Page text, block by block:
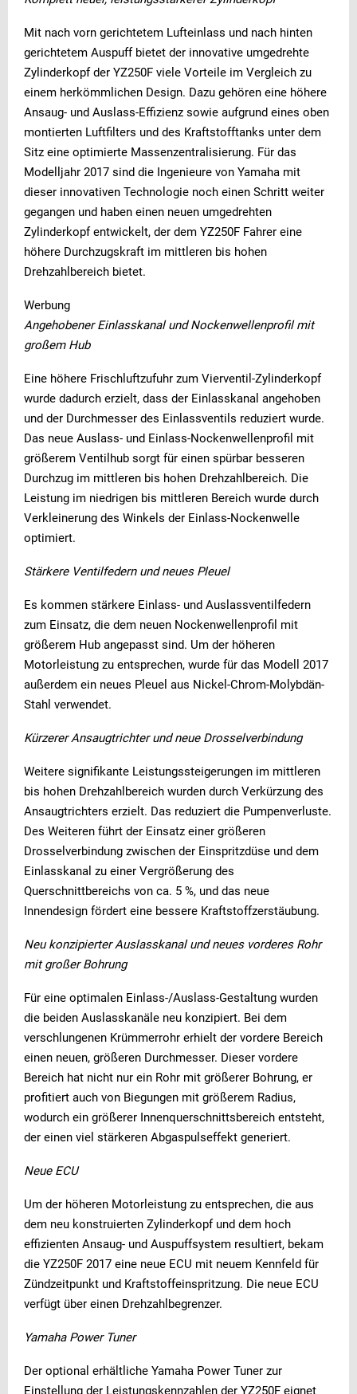
Mit nach vorn gerichtetem Lufteinlass und nach hinten
gerichtetem Auspuff bietet der innovative umgedrehte
Zylinderkopf der YZ250F viele Vorteile im Vergleich zu
einem herkömmlichen Design. Dazu gehören eine höhere
Ansaug- und Auslass-Effizienz sowie aufgrund eines oben
montierten Luftfilters und des Kraftstofftanks unter dem
Sitz eine optimierte Massenzentralisierung. Für das
Modelljahr 2017 sind die Ingenieure von Yamaha mit
dieser innovativen Technologie noch einen Schritt weiter
gegangen und haben einen neuen umgedrehten
Zylinderkopf entwickelt, der dem YZ250F Fahrer eine
höhere Durchzugskraft im mittleren bis hohen
Drehzahlbereich bietet.
Werbung
Angehobener Einlasskanal und Nockenwellenprofil mit
großem Hub
Eine höhere Frischluftzufuhr zum Vierventil-Zylinderkopf
wurde dadurch erzielt, dass der Einlasskanal angehoben
und der Durchmesser des Einlassventils reduziert wurde.
Das neue Auslass- und Einlass-Nockenwellenprofil mit
größerem Ventilhub sorgt für einen spürbar besseren
Durchzug im mittleren bis hohen Drehzahlbereich. Die
Leistung im niedrigen bis mittleren Bereich wurde durch
Verkleinerung des Winkels der Einlass-Nockenwelle
optimiert.
Stärkere Ventilfedern und neues Pleuel
Es kommen stärkere Einlass- und Auslassventilfedern
zum Einsatz, die dem neuen Nockenwellenprofil mit
größerem Hub angepasst sind. Um der höheren
Motorleistung zu entsprechen, wurde für das Modell 2017
außerdem ein neues Pleuel aus Nickel-Chrom-Molybdän-
Stahl verwendet.
Kürzerer Ansaugtrichter und neue Drosselverbindung
Weitere signifikante Leistungssteigerungen im mittleren
bis hohen Drehzahlbereich wurden durch Verkürzung des
Ansaugtrichters erzielt. Das reduziert die Pumpenverluste.
Des Weiteren führt der Einsatz einer größeren
Drosselverbindung zwischen der Einspritzdüse und dem
Einlasskanal zu einer Vergrößerung des
Querschnittbereichs von ca. 5 %, und das neue
Innendesign fördert eine bessere Kraftstoffzerstäubung.
Neu konzipierter Auslasskanal und neues vorderes Rohr
mit großer Bohrung
Für eine optimalen Einlass-/Auslass-Gestaltung wurden
die beiden Auslasskanäle neu konzipiert. Bei dem
verschlungenen Krümmerrohr erhielt der vordere Bereich
einen neuen, größeren Durchmesser. Dieser vordere
Bereich hat nicht nur ein Rohr mit größerer Bohrung, er
profitiert auch von Biegungen mit größerem Radius,
wodurch ein größerer Innenquerschnittsbereich entsteht,
der einen viel stärkeren Abgaspulseffekt generiert.
Neue ECU
Um der höheren Motorleistung zu entsprechen, die aus
dem neu konstruierten Zylinderkopf und dem hoch
effizienten Ansaug- und Auspuffsystem resultiert, bekam
die YZ250F 2017 eine neue ECU mit neuem Kennfeld für
Zündzeitpunkt und Kraftstoffeinspritzung. Die neue ECU
verfügt über einen Drehzahlbegrenzer.
Yamaha Power Tuner
Der optional erhältliche Yamaha Power Tuner zur
Einstellung der Leistungskennzahlen der YZ250F eignet